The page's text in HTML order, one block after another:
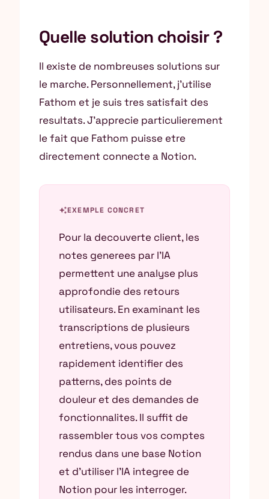
Quelle solution choisir ?
Il existe de nombreuses solutions sur
le marche. Personnellement, j’utilise
Fathom et je suis tres satisfait des
resultats. J’apprecie particulierement
le fait que Fathom puisse etre
directement connecte a Notion.
auto_awesomeEXEMPLE CONCRET
Pour la decouverte client, les
notes generees par l’IA
permettent une analyse plus
approfondie des retours
utilisateurs. En examinant les
transcriptions de plusieurs
entretiens, vous pouvez
rapidement identifier des
patterns, des points de
douleur et des demandes de
fonctionnalites. Il suffit de
rassembler tous vos comptes
rendus dans une base Notion
et d’utiliser l’IA integree de
Notion pour les interroger.